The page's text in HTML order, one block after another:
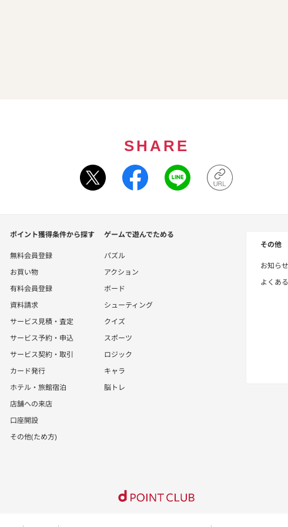
SHARE
ポイント獲得条件から探す
無料会員登録
お買い物
有料会員登録
資料請求
サービス見積・査定
サービス予約・申込
サービス契約・取引
カード発行
ホテル・旅館宿泊
店舗への来店
口座開設
その他(ため方)
ゲームで遊んでためる
パズル
アクション
ボード
シューティング
クイズ
スポーツ
ロジック
キャラ
脳トレ
その他
お知らせ
よくあ